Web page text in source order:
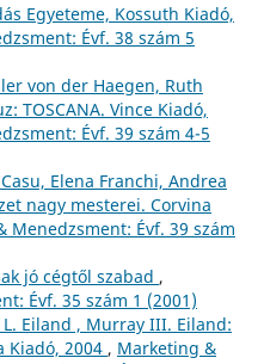
Egyeteme, Kossuth Kiadó,
Évf. 38 szám 5
von der Haegen, Ruth
TOSCANA. Vince Kiadó,
Évf. 39 szám 4-5
Elena Franchi, Andrea
nagy mesterei. Corvina
Menedzsment: Évf. 39 szám
jó cégtől szabad ,
Évf. 35 szám 1 (2001)
Eiland , Murray III. Eiland:
Kiadó, 2004 , Marketing &